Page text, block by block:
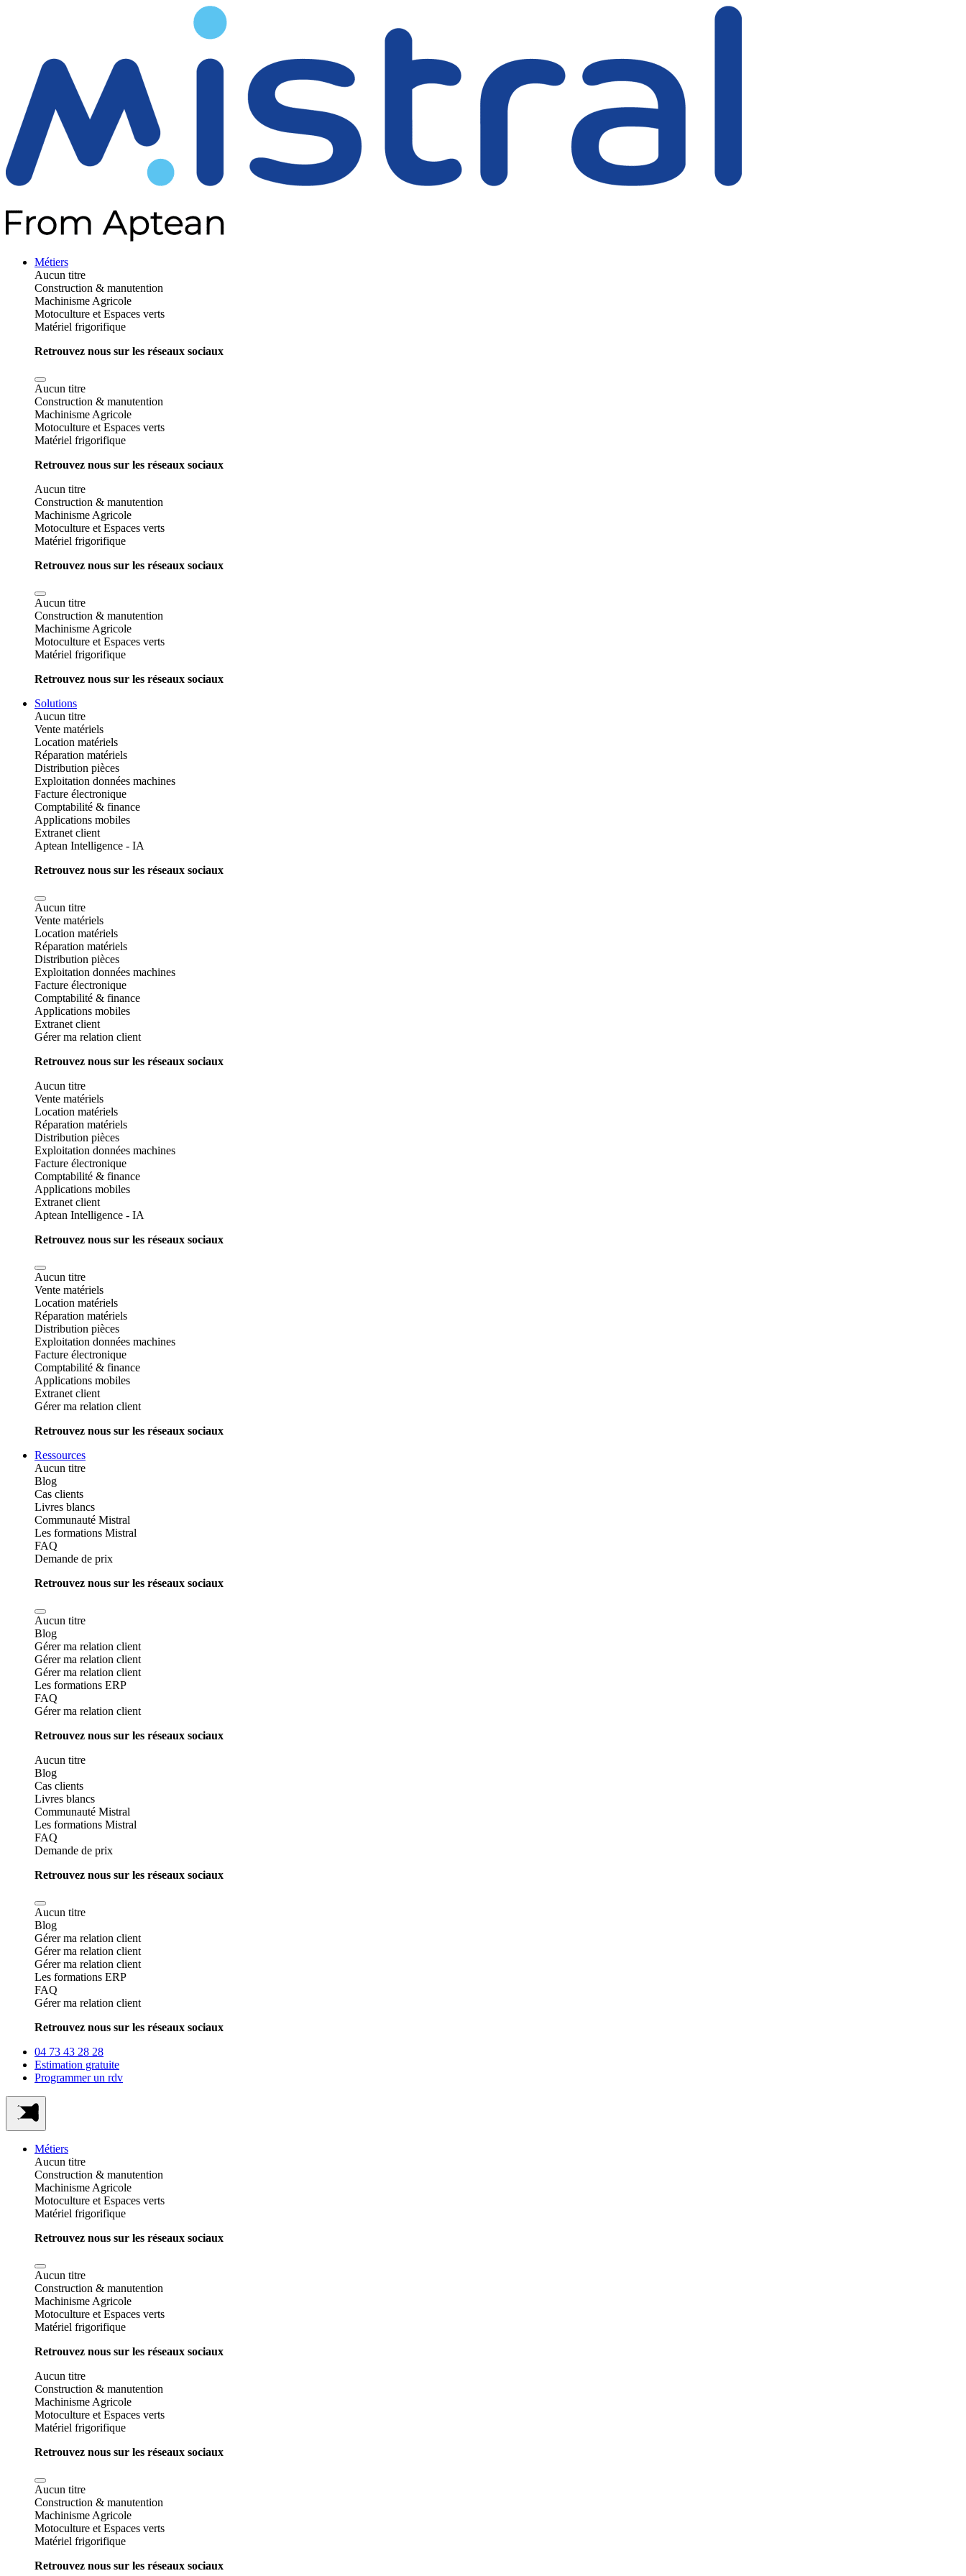
Métiers
Aucun titre
Construction & manutention
Machinisme Agricole
Motoculture et Espaces verts
Matériel frigorifique
Retrouvez nous sur les réseaux sociaux
Aucun titre
Construction & manutention
Machinisme Agricole
Motoculture et Espaces verts
Matériel frigorifique
Retrouvez nous sur les réseaux sociaux
Aucun titre
Construction & manutention
Machinisme Agricole
Motoculture et Espaces verts
Matériel frigorifique
Retrouvez nous sur les réseaux sociaux
Aucun titre
Construction & manutention
Machinisme Agricole
Motoculture et Espaces verts
Matériel frigorifique
Retrouvez nous sur les réseaux sociaux
Solutions
Aucun titre
Vente matériels
Location matériels
Réparation matériels
Distribution pièces
Exploitation données machines
Facture électronique
Comptabilité & finance
Applications mobiles
Extranet client
Aptean Intelligence - IA
Retrouvez nous sur les réseaux sociaux
Aucun titre
Vente matériels
Location matériels
Réparation matériels
Distribution pièces
Exploitation données machines
Facture électronique
Comptabilité & finance
Applications mobiles
Extranet client
Gérer ma relation client
Retrouvez nous sur les réseaux sociaux
Aucun titre
Vente matériels
Location matériels
Réparation matériels
Distribution pièces
Exploitation données machines
Facture électronique
Comptabilité & finance
Applications mobiles
Extranet client
Aptean Intelligence - IA
Retrouvez nous sur les réseaux sociaux
Aucun titre
Vente matériels
Location matériels
Réparation matériels
Distribution pièces
Exploitation données machines
Facture électronique
Comptabilité & finance
Applications mobiles
Extranet client
Gérer ma relation client
Retrouvez nous sur les réseaux sociaux
Ressources
Aucun titre
Blog
Cas clients
Livres blancs
Communauté Mistral
Les formations Mistral
FAQ
Demande de prix
Retrouvez nous sur les réseaux sociaux
Aucun titre
Blog
Gérer ma relation client
Gérer ma relation client
Gérer ma relation client
Les formations ERP
FAQ
Gérer ma relation client
Retrouvez nous sur les réseaux sociaux
Aucun titre
Blog
Cas clients
Livres blancs
Communauté Mistral
Les formations Mistral
FAQ
Demande de prix
Retrouvez nous sur les réseaux sociaux
Aucun titre
Blog
Gérer ma relation client
Gérer ma relation client
Gérer ma relation client
Les formations ERP
FAQ
Gérer ma relation client
Retrouvez nous sur les réseaux sociaux
04 73 43 28 28
Estimation gratuite
Programmer un rdv
Métiers
Aucun titre
Construction & manutention
Machinisme Agricole
Motoculture et Espaces verts
Matériel frigorifique
Retrouvez nous sur les réseaux sociaux
Aucun titre
Construction & manutention
Machinisme Agricole
Motoculture et Espaces verts
Matériel frigorifique
Retrouvez nous sur les réseaux sociaux
Aucun titre
Construction & manutention
Machinisme Agricole
Motoculture et Espaces verts
Matériel frigorifique
Retrouvez nous sur les réseaux sociaux
Aucun titre
Construction & manutention
Machinisme Agricole
Motoculture et Espaces verts
Matériel frigorifique
Retrouvez nous sur les réseaux sociaux